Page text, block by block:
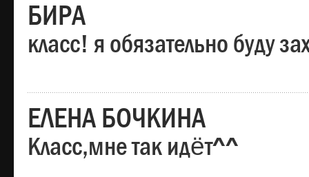
БИРА
класс! я обязательно буду
ЕЛЕНА БОЧКИНА
Класс,мне так идёт^^